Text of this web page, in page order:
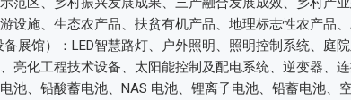
设施、生态农产品、扶贫有机产品、地理标志性农产品
展馆）：LED智慧路灯、户外照明、照明控制系统、庭
亮化工程技术设备、太阳能控制及配电系统、逆变器、
池、铅酸蓄电池、NAS 电池、锂离子电池、铅蓄电池、